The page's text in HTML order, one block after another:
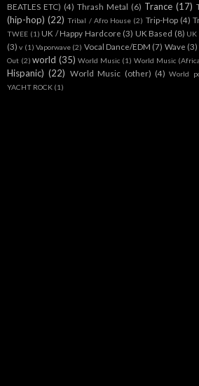
BEATLES ETC) (4) Thrash Metal (6) Trance (17)
(hip-hop) (22) Tribal / Afro House (2) Trip-Hop (4)
TWEE (1) UK / Happy Hardcore (3) UK Based (8) UK
(3) v (1) Vaporwave (2) Vocal Dance/EDM (7) Wave (3)
Out (2) world (35) World Music (1) World Music
Hispanic) (22) World Music (other) (4) World
YACHT ROCK (1)